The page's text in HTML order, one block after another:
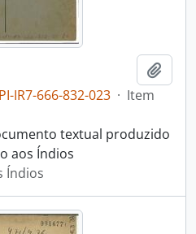
IR7-666-832-023 · Item
textual produzido
aos Índios
Índios